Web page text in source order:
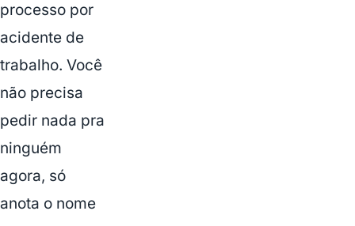
processo por
acidente de
trabalho. Você
não precisa
pedir nada pra
ninguém
agora, só
anota o nome